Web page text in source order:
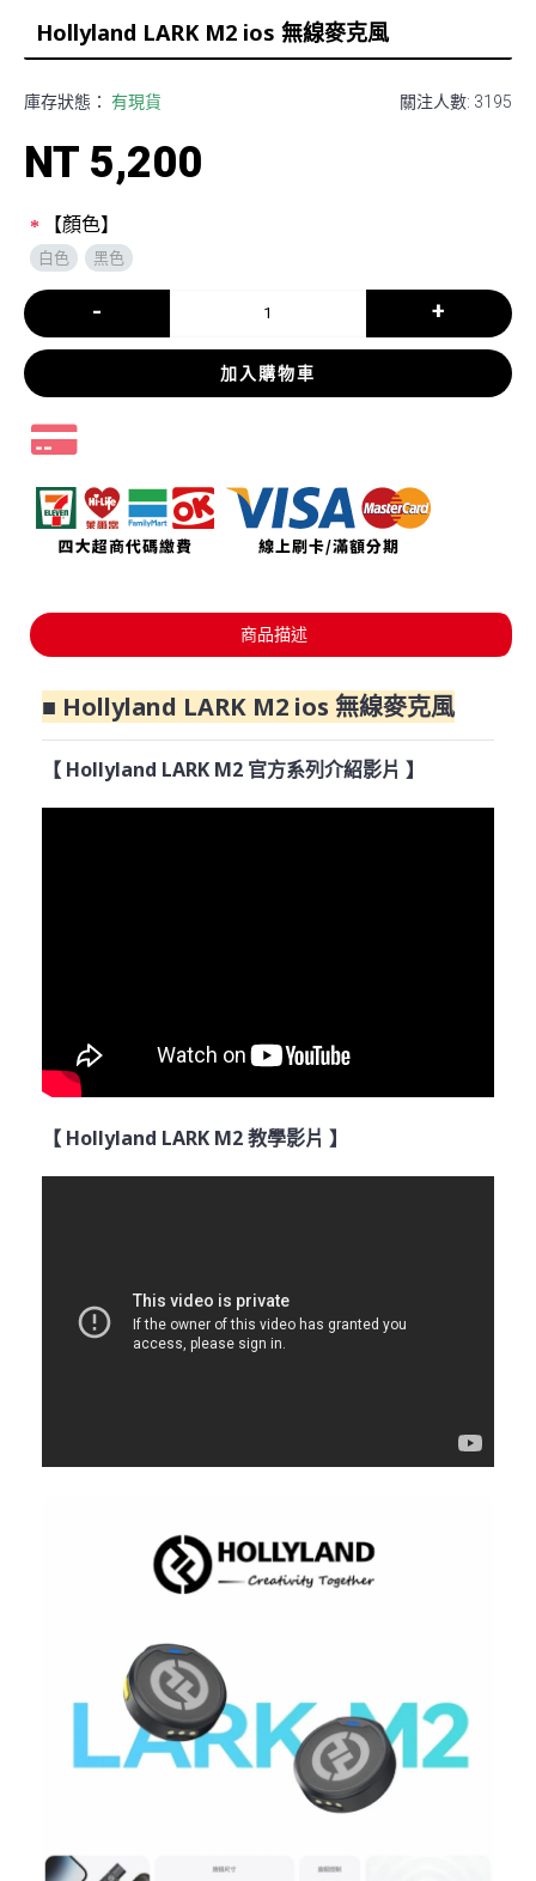
Hollyland LARK M2 ios 無線麥克風
關注人數: 3195
庫存狀態： 有現貨
NT 5,200
【顏色】
白色 黑色
- +
加入購物車
商品描述
■ Hollyland LARK M2 ios 無線麥克風
【 Hollyland LARK M2 官方系列介紹影片 】
【 Hollyland LARK M2 教學影片 】